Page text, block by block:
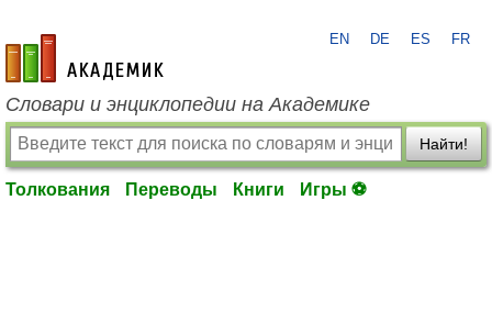
academic.ru
EN DE ES FR
Словари и энциклопедии на Академике
Найти!
Толкования Переводы Книги Игры ⚽